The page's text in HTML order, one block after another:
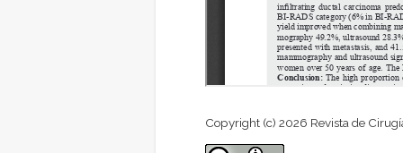
Copyright (c) 2026 Revista de